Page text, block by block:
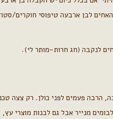
לבן ארבעה טיפוסי חוקרים/
לנקבה (חג חרות-מותר לי).
הרבה פעמים לפני כולן. רק צצה
מנייר אבל גם לבנות מוצרי